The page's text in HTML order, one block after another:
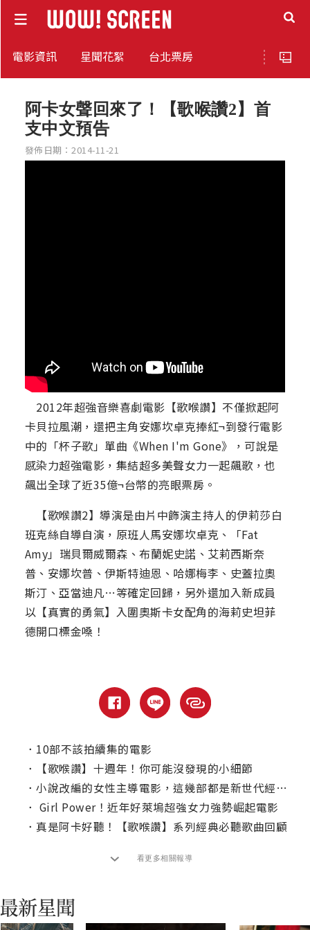
電影資訊 星聞花絮 台北票房
阿卡女聲回來了！【歌喉讚2】首
支中文預告
發佈日期：2014-11-21
2012年超強音樂喜劇電影【歌喉讚】不僅掀起阿
卡貝拉風潮，還把主角安娜坎卓克捧紅¬到發行電影
中的「杯子歌」單曲《When I'm Gone》，可說是
感染力超強電影，集結超多美聲女力一起飆歌，也
飆出全球了近35億¬台幣的亮眼票房。
【歌喉讚2】導演是由片中飾演主持人的伊莉莎白
班克絲自導自演，原班人馬安娜坎卓克、「Fat
Amy」瑞貝爾威爾森、布蘭妮史諾、艾莉西斯奈
普、安娜坎普、伊斯特迪恩、哈娜梅李、史蓋拉奧
斯汀、亞當迪凡…等確定回歸，另外還加入新成員
以【真實的勇氣】入圍奧斯卡女配角的海莉史坦菲
德開口標金嗓！
． 10部不該拍續集的電影
．
【歌喉讚】十週年！你可能沒發現的小細節
． 小說改編的女性主導電影，這幾部都是新世代經典！
． Girl Power！近年好萊塢超強女力強勢崛起電影
． 真是阿卡好聽！【歌喉讚】系列經典必聽歌曲回顧
看更多相關報導